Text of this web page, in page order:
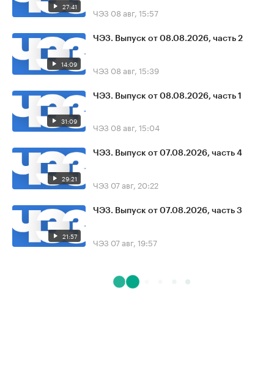
27:41 ЧЭЗ 08 авг, 15:57
14:09
ЧЭЗ. Выпуск от 08.08.2026, часть 2
ЧЭЗ 08 авг, 15:39
31:09
ЧЭЗ. Выпуск от 08.08.2026, часть 1
ЧЭЗ 08 авг, 15:04
29:21
ЧЭЗ. Выпуск от 07.08.2026, часть 4
ЧЭЗ 07 авг, 20:22
21:57
ЧЭЗ. Выпуск от 07.08.2026, часть 3
ЧЭЗ 07 авг, 19:57